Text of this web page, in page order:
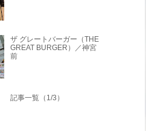
ザ グレートバーガー（THE
GREAT BURGER）／神宮
前
記事一覧（1/3）